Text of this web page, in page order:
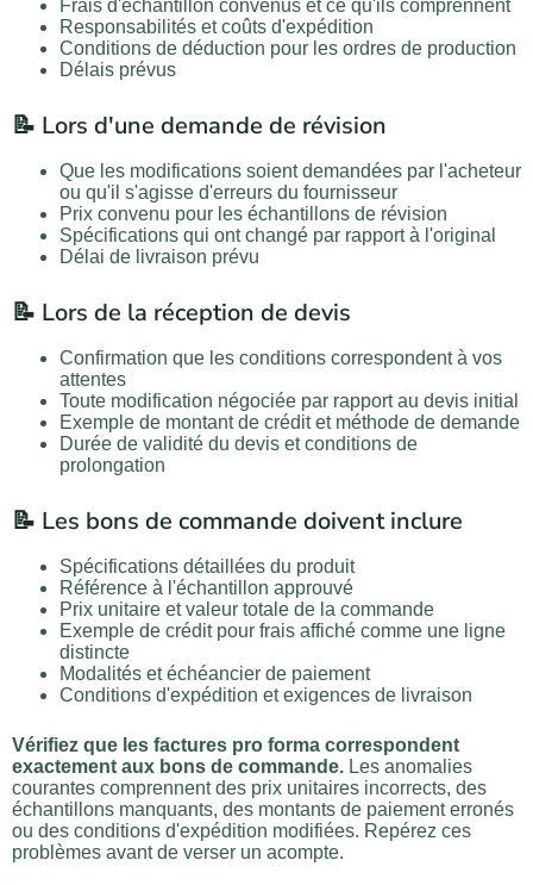
Frais d'échantillon convenus et ce qu'ils comprennent
Responsabilités et coûts d'expédition
Conditions de déduction pour les ordres de production
Délais prévus
📝 Lors d'une demande de révision
Que les modifications soient demandées par l'acheteur
ou qu'il s'agisse d'erreurs du fournisseur
Prix convenu pour les échantillons de révision
Spécifications qui ont changé par rapport à l'original
Délai de livraison prévu
📝 Lors de la réception de devis
Confirmation que les conditions correspondent à vos
attentes
Toute modification négociée par rapport au devis initial
Exemple de montant de crédit et méthode de demande
Durée de validité du devis et conditions de
prolongation
📝 Les bons de commande doivent inclure
Spécifications détaillées du produit
Référence à l'échantillon approuvé
Prix unitaire et valeur totale de la commande
Exemple de crédit pour frais affiché comme une ligne
distincte
Modalités et échéancier de paiement
Conditions d'expédition et exigences de livraison
Vérifiez que les factures pro forma correspondent
exactement aux bons de commande. Les anomalies
courantes comprennent des prix unitaires incorrects, des
échantillons manquants, des montants de paiement erronés
ou des conditions d'expédition modifiées. Repérez ces
problèmes avant de verser un acompte.